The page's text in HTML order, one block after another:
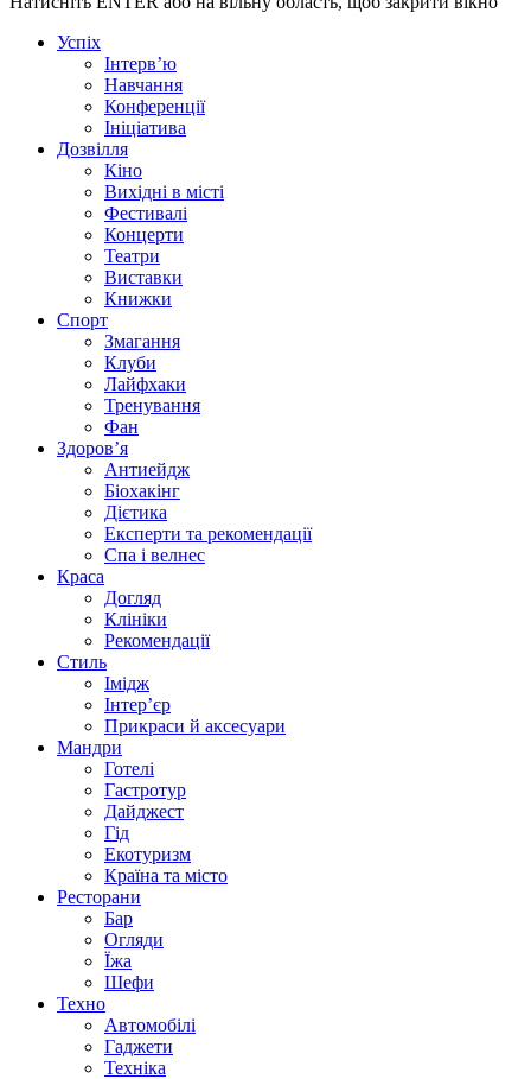
Успіх
Інтерв’ю
Навчання
Конференції
Ініціатива
Дозвілля
Кіно
Вихідні в місті
Фестивалі
Концерти
Театри
Виставки
Книжки
Спорт
Змагання
Клуби
Лайфхаки
Тренування
Фан
Здоров’я
Антиейдж
Біохакінг
Дієтика
Експерти та рекомендації
Спа i велнес
Краса
Догляд
Клініки
Рекомендації
Стиль
Імідж
Інтер’єр
Прикраси й аксесуари
Мандри
Готелі
Гастротур
Дайджест
Гід
Екотуризм
Країна та місто
Ресторани
Бар
Огляди
Їжа
Шефи
Техно
Автомобілі
Гаджети
Техніка